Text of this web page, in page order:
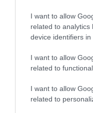
I want to allow
related to analytics
device identifiers in
I want to allow
related to
I want to allow
related to